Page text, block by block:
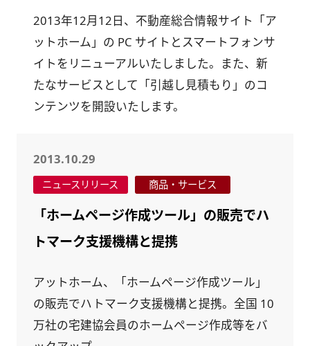
2013年12月12日、不動産総合情報サイト「ア
ットホーム」の PC サイトとスマートフォンサ
イトをリニューアルいたしました。また、新
たなサービスとして「引越し見積もり」のコ
ンテンツを開設いたします。
2013.10.29
ニュースリリース 商品・サービス
「ホームページ作成ツール」の販売でハ
トマーク支援機構と提携
アットホーム、「ホームページ作成ツール」
の販売でハトマーク支援機構と提携。全国 10
万社の宅建協会員のホームページ作成等をバ